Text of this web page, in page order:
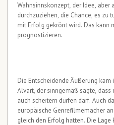
Wahnsinnskonzept, der Idee, aber
durchzuziehen, die Chance, es zu
mit Erfolg gekrönt wird. Das kann
prognostizieren.
Die Entscheidende Äußerung kam
Alvart, der sinngemäß sagte,
auch scheitern dürfen darf. Auch
europäische Genrefilmemacher
gleich den Erfolg hatten. Die